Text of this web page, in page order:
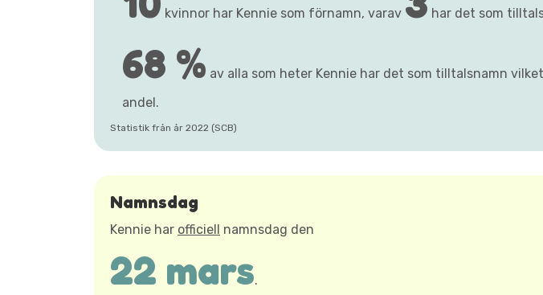
kvinnor har Kennie som förnamn, varav har det som
68 % av alla som heter Kennie har det som tilltalsnamn
andel.
Statistik från år 2022 (SCB)
Namnsdag
Kennie har officiell namnsdag den
22 mars.